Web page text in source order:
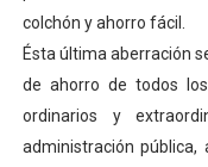
colchón y ahorro fácil.
Ésta última aberración
de ahorro de todos
ordinarios y
administración